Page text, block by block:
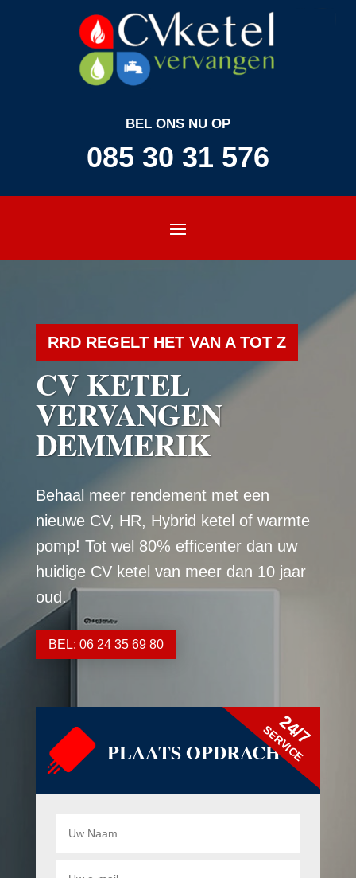
BEL ONS NU OP
085 30 31 576
RRD REGELT HET VAN A TOT Z
CV KETEL
VERVANGEN
DEMMERIK
Behaal meer rendement met een
nieuwe CV, HR, Hybrid ketel of warmte
pomp! Tot wel 80% efficenter dan uw
huidige CV ketel van meer dan 10 jaar
oud.
BEL: 06 24 35 69 80
PLAATS OPDRACHT
24/7
SERVICE